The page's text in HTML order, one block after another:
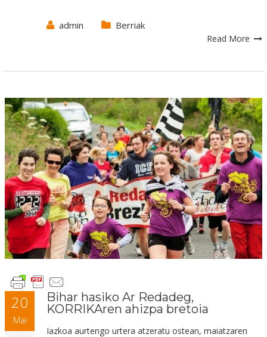
admin Berriak
Read More
20
Mai
Bihar hasiko Ar Redadeg,
KORRIKAren ahizpa bretoia
Iazkoa aurtengo urtera atzeratu ostean, maiatzaren